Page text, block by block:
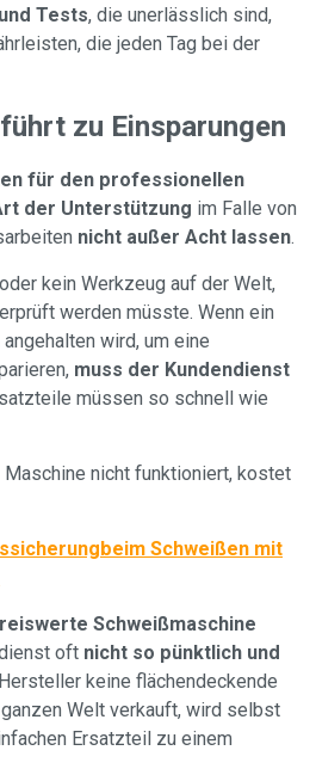
Tests, die unerlässlich sind,
die jeden Tag bei der
zu Einsparungen
für den professionellen
der Unterstützung im Falle von
nicht außer Acht lassen.
kein Werkzeug auf der Welt,
werden müsste. Wenn ein
wird, um eine
muss der Kundendienst
müssen so schnell wie
nicht funktioniert, kostet
beim Schweißen mit
Schweißmaschine
oft nicht so pünktlich und
keine flächendeckende
Welt verkauft, wird selbst
Ersatzteil zu einem